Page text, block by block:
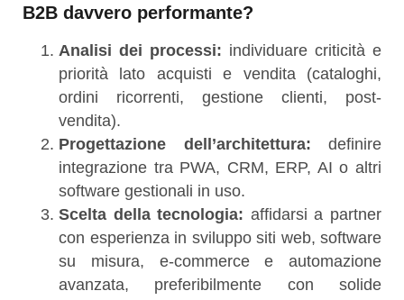
B2B davvero performante?
Analisi dei processi: individuare criticità e
priorità lato acquisti e vendita (cataloghi,
ordini ricorrenti, gestione clienti, post-
vendita).
Progettazione dell’architettura: definire
integrazione tra PWA, CRM, ERP, AI o altri
software gestionali in uso.
Scelta della tecnologia: affidarsi a partner
con esperienza in sviluppo siti web, software
su misura, e-commerce e automazione
avanzata, preferibilmente con solide